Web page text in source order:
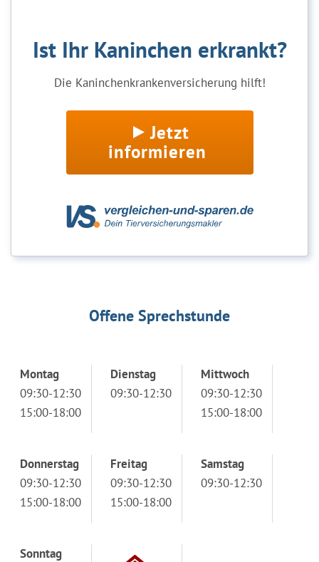
Ist Ihr Kaninchen erkrankt?
Die Kaninchenkrankenversicherung hilft!
Jetzt
informieren
Offene Sprechstunde
Montag
09:30-12:30
15:00-18:00
Dienstag
09:30-12:30
Mittwoch
09:30-12:30
15:00-18:00
Donnerstag
09:30-12:30
15:00-18:00
Freitag
09:30-12:30
15:00-18:00
Samstag
09:30-12:30
Sonntag